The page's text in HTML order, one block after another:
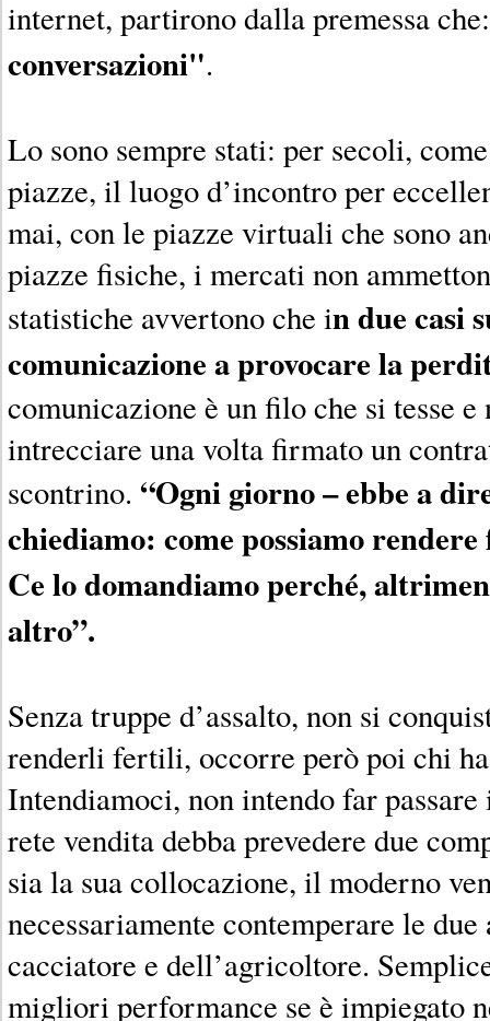
internet, partirono dalla premessa
conversazioni".
Lo sono sempre stati: per secoli,
piazze, il luogo d’incontro per
mai, con le piazze virtuali che sono
piazze fisiche, i mercati non
statistiche avvertono che in due casi
comunicazione a provocare la
comunicazione è un filo che si tesse
intrecciare una volta firmato un
scontrino. “Ogni giorno – ebbe a
chiediamo: come possiamo
Ce lo domandiamo perché,
altro”.
Senza truppe d’assalto, non si
renderli fertili, occorre però poi chi
Intendiamoci, non intendo far
rete vendita debba prevedere due
sia la sua collocazione, il moderno
necessariamente contemperare le
cacciatore e dell’agricoltore.
migliori performance se è impiegato